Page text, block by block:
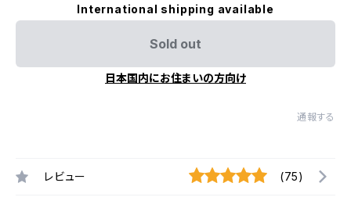
International shipping available
Sold out
日本国内にお住まいの方向け
通報する
レビュー (75)